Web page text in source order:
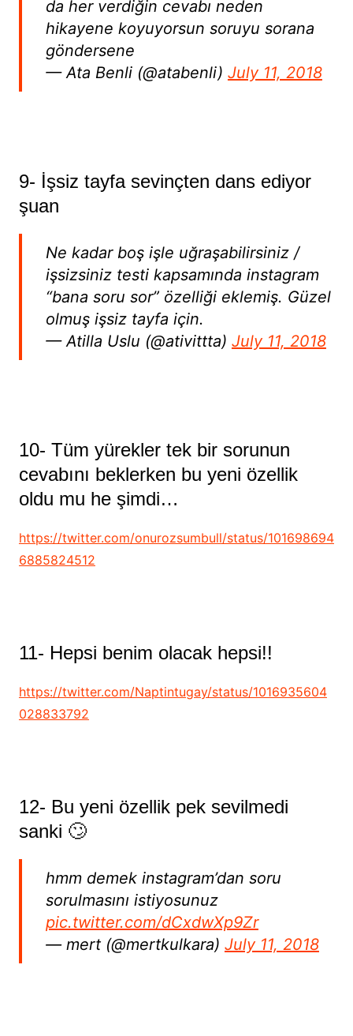
da her verdiğin cevabı neden
hikayene koyuyorsun soruyu sorana
göndersene
— Ata Benli (@atabenli) July 11, 2018
9- İşsiz tayfa sevinçten dans ediyor
şuan
Ne kadar boş işle uğraşabilirsiniz /
işsizsiniz testi kapsamında instagram
“bana soru sor” özelliği eklemiş. Güzel
olmuş işsiz tayfa için.
— Atilla Uslu (@ativittta) July 11, 2018
10- Tüm yürekler tek bir sorunun
cevabını beklerken bu yeni özellik
oldu mu he şimdi…
https://twitter.com/onurozsumbull/status/101698694
6885824512
11- Hepsi benim olacak hepsi!!
https://twitter.com/Naptintugay/status/1016935604
028833792
12- Bu yeni özellik pek sevilmedi
sanki 🙄
hmm demek instagram’dan soru
sorulmasını istiyosunuz
pic.twitter.com/dCxdwXp9Zr
— mert (@mertkulkara) July 11, 2018